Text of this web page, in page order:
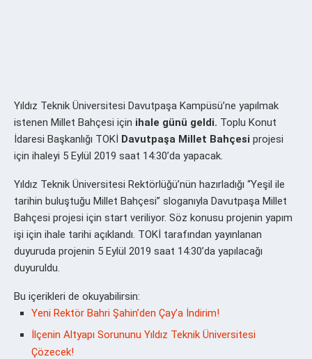
Yıldız Teknik Üniversitesi Davutpaşa Kampüsü’ne yapılmak
istenen Millet Bahçesi için ihale günü geldi. Toplu Konut
İdaresi Başkanlığı TOKİ Davutpaşa Millet Bahçesi projesi
için ihaleyi 5 Eylül 2019 saat 14:30’da yapacak.
Yıldız Teknik Üniversitesi Rektörlüğü’nün hazırladığı “Yeşil ile
tarihin buluştuğu Millet Bahçesi” sloganıyla Davutpaşa Millet
Bahçesi projesi için start veriliyor. Söz konusu projenin yapım
işi için ihale tarihi açıklandı. TOKİ tarafından yayınlanan
duyuruda projenin 5 Eylül 2019 saat 14:30’da yapılacağı
duyuruldu.
Bu içerikleri de okuyabilirsin:
Yeni Rektör Bahri Şahin’den Çay’a İndirim!
İlçenin Altyapı Sorununu Yıldız Teknik Üniversitesi
Çözecek!